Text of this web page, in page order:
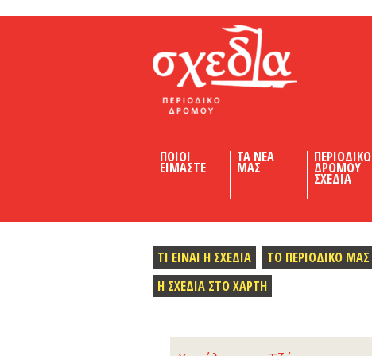
ΠΟΙΟΙ
ΕΙΜΑΣΤΕ
ΤΑ ΝΕΑ
ΜΑΣ
ΠΕΡΙΟΔΙΚΟ
ΔΡΟΜΟΥ
ΣΧΕΔΙΑ
ΤΙ ΕΙΝΑΙ Η ΣΧΕΔΙΑ ΤΟ ΠΕΡΙΟΔΙΚΟ ΜΑΣ
Η ΣΧΕΔΙΑ ΣΤΟ ΧΑΡΤΗ